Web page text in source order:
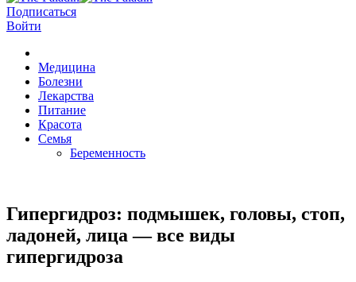
Подписаться
Войти
Медицина
Болезни
Лекарства
Питание
Красота
Семья
Беременность
Гипергидроз: подмышек, головы, стоп,
ладоней, лица — все виды
гипергидроза